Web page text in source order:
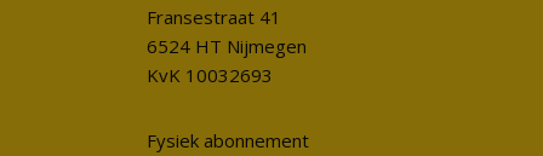
Fransestraat 41
6524 HT Nijmegen
KvK 10032693
Fysiek abonnement